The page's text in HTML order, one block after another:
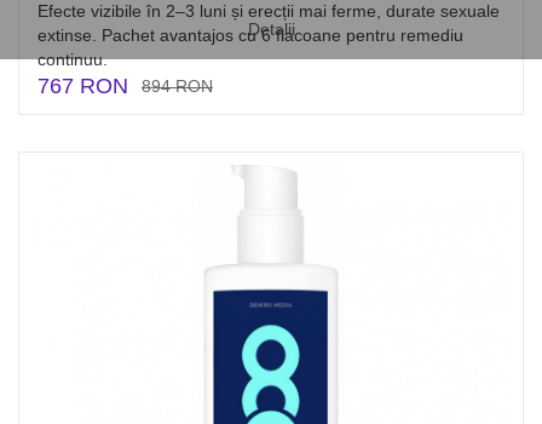
Detalii
Efecte vizibile în 2–3 luni și erecții mai ferme, durate sexuale
extinse. Pachet avantajos cu 6 flacoane pentru remediu
continuu.
767 RON 894 RON